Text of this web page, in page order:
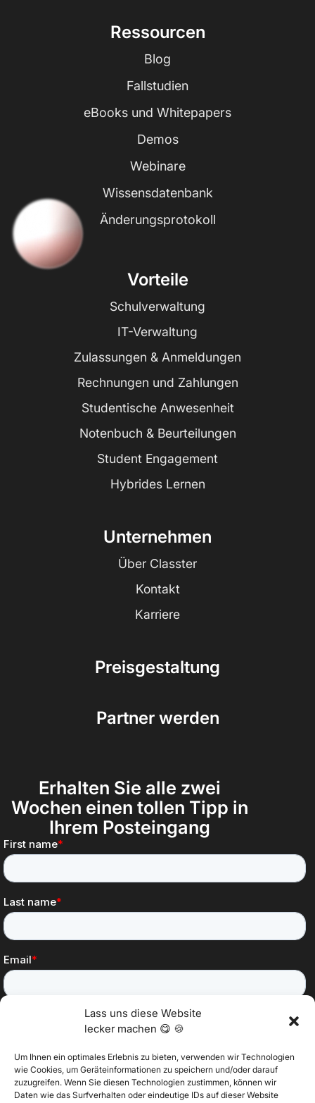
Lass uns diese Website
lecker machen 😋 🍪
Um Ihnen ein optimales Erlebnis zu bieten, verwenden wir Technologien
wie Cookies, um Geräteinformationen zu speichern und/oder darauf
zuzugreifen. Wenn Sie diesen Technologien zustimmen, können wir
Daten wie das Surfverhalten oder eindeutige IDs auf dieser Website
Ressourcen
Blog
Fallstudien
eBooks und Whitepapers
Demos
Webinare
Wissensdatenbank
Änderungsprotokoll
Vorteile
Schulverwaltung
IT-Verwaltung
Zulassungen & Anmeldungen
Rechnungen und Zahlungen
Studentische Anwesenheit
Notenbuch & Beurteilungen
Student Engagement
Hybrides Lernen
Unternehmen
Über Classter
Kontakt
Karriere
Preisgestaltung
Partner werden
Erhalten Sie alle zwei
Wochen einen tollen Tipp in
Ihrem Posteingang